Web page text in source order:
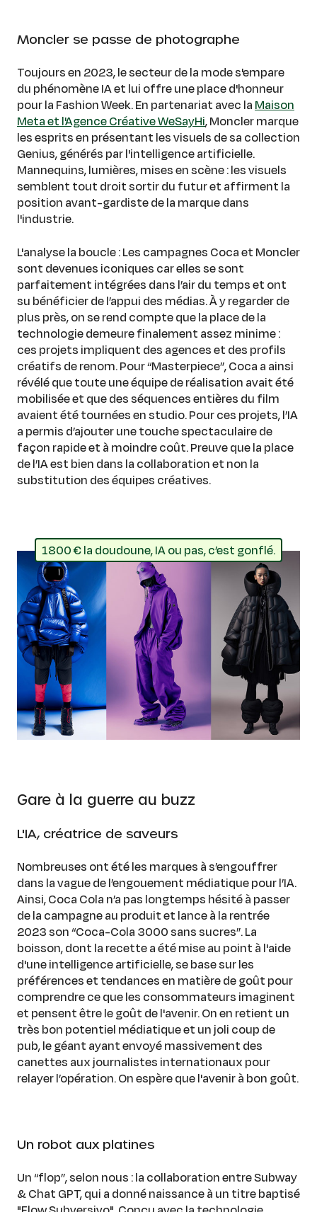
Moncler se passe de photographe
Toujours en 2023, le secteur de la mode s'empare
du phénomène IA et lui offre une place d'honneur
pour la Fashion Week. En partenariat avec la Maison
Meta et l'Agence Créative WeSayHi, Moncler marque
les esprits en présentant les visuels de sa collection
Genius, générés par l'intelligence artificielle.
Mannequins, lumières, mises en scène : les visuels
semblent tout droit sortir du futur et affirment la
position avant-gardiste de la marque dans
l'industrie.
L'analyse la boucle : Les campagnes Coca et Moncler
sont devenues iconiques car elles se sont
parfaitement intégrées dans l’air du temps et ont
su bénéficier de l’appui des médias. À y regarder de
plus près, on se rend compte que la place de la
technologie demeure finalement assez minime :
ces projets impliquent des agences et des profils
créatifs de renom. Pour “Masterpiece”, Coca a ainsi
révélé que toute une équipe de réalisation avait été
mobilisée et que des séquences entières du film
avaient été tournées en studio. Pour ces projets, l’IA
a permis d’ajouter une touche spectaculaire de
façon rapide et à moindre coût. Preuve que la place
de l’IA est bien dans la collaboration et non la
substitution des équipes créatives.
1800 € la doudoune, IA ou pas, c’est gonflé.
Gare à la guerre au buzz
L'IA, créatrice de saveurs
Nombreuses ont été les marques à s’engouffrer
dans la vague de l’engouement médiatique pour l’IA.
Ainsi, Coca Cola n’a pas longtemps hésité à passer
de la campagne au produit et lance à la rentrée
2023 son “Coca-Cola 3000 sans sucres”. La
boisson, dont la recette a été mise au point à l'aide
d'une intelligence artificielle, se base sur les
préférences et tendances en matière de goût pour
comprendre ce que les consommateurs imaginent
et pensent être le goût de l'avenir. On en retient un
très bon potentiel médiatique et un joli coup de
pub, le géant ayant envoyé massivement des
canettes aux journalistes internationaux pour
relayer l’opération. On espère que l'avenir à bon goût.
Un robot aux platines
Un “flop”, selon nous : la collaboration entre Subway
& Chat GPT, qui a donné naissance à un titre baptisé